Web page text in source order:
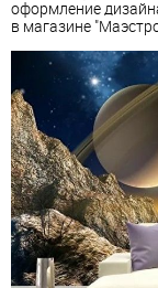
оформление
в магазине